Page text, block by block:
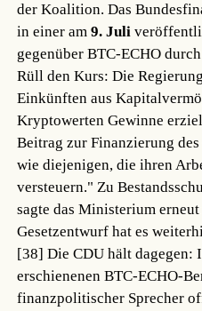
der Koalition. Das
in einer am9. Juli
gegenüber BTC-ECHO
Rüll den Kurs: Die
Einkünften aus
Kryptowerten Gewinne
Beitrag zur Finanzierung
wie diejenigen, die ihren
versteuern." Zu
sagte das Ministerium
Gesetzentwurf hat es
[38] Die CDU hält dagegen:
erschienenen BTC-ECHO-
finanzpolitischer Sprecher